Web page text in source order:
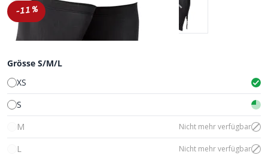
-11%
Grösse S/M/L
XS
S
M
Nicht mehr verfügbar
L Nicht mehr verfügbar